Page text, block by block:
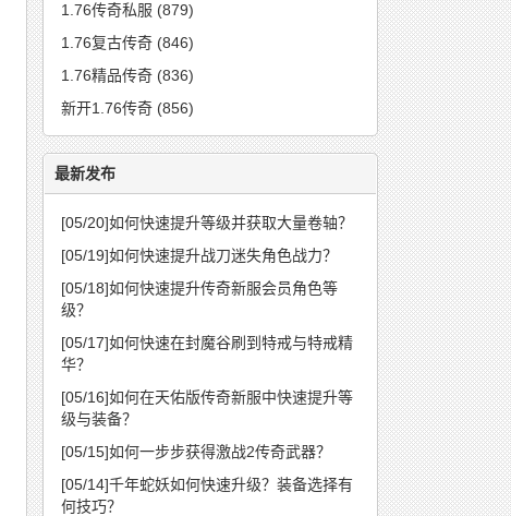
1.76传奇私服 (879)
1.76复古传奇 (846)
1.76精品传奇 (836)
新开1.76传奇 (856)
最新发布
[05/20]如何快速提升等级并获取大量卷轴？
[05/19]如何快速提升战刀迷失角色战力？
[05/18]如何快速提升传奇新服会员角色等
级？
[05/17]如何快速在封魔谷刷到特戒与特戒精
华？
[05/16]如何在天佑版传奇新服中快速提升等
级与装备？
[05/15]如何一步步获得激战2传奇武器？
[05/14]千年蛇妖如何快速升级？装备选择有
何技巧？